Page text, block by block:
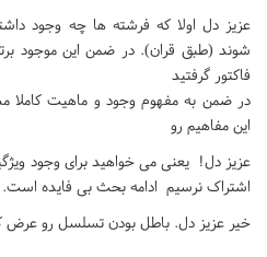
عزیز دل اولا که فرشته ها چه وجود
شوند (طبق قران). در ضمن این موجود
فاکتور گرفتید
در ضمن به مفهوم وجود و ماهیت کاملا
این مفاهیم رو
عزیز دل! یعنی می خواهید برای وجود
اشتراک نرسیم ادامه بحث بی فایده است.
خیر عزیز دل. باطل بودن تسلسل رو عرض